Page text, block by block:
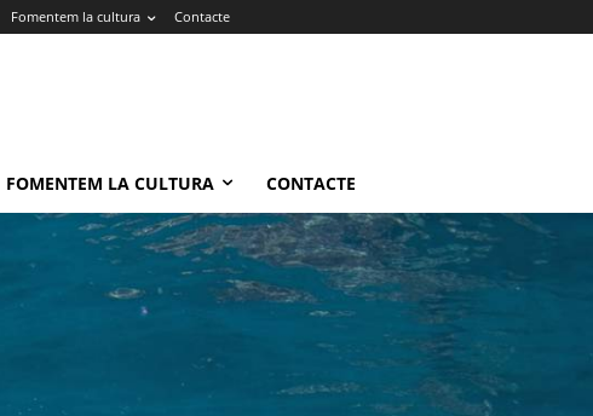
Fomentem la cultura Contacte
FOMENTEM LA CULTURA CONTACTE